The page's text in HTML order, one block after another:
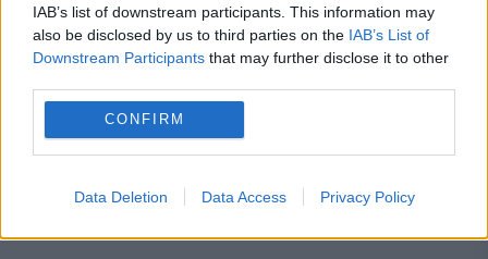
IAB’s list of downstream participants. This information may
also be disclosed by us to third parties on the IAB’s List of
Downstream Participants that may further disclose it to other
CONFIRM
Data Deletion Data Access Privacy Policy
scrise de Shakespeare. Cel mai probabil,
dramaturgul a fost inspirat de o traducere
din 1579 a lucrării lui Plutarh, ”Viețile
nobililor greci și romani”....